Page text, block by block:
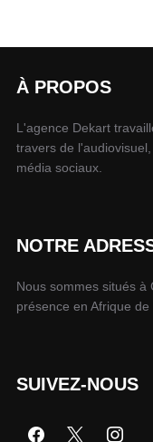
À PROPOS
L'agence Dekart
travers de
média sociaux.
NOTRE
Nous sommes situés à
présence en Afrique
SUIVEZ-NOUS